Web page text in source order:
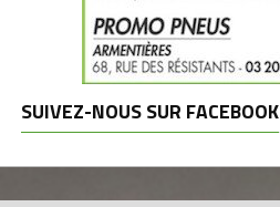
SUIVEZ-NOUS SUR FACEBOOK